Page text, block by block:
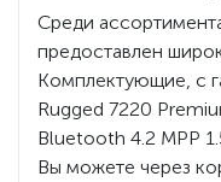
Среди
предоставлен
Комплектующие, с
Rugged 7220
Bluetooth 4.2 MPP
Вы можете через